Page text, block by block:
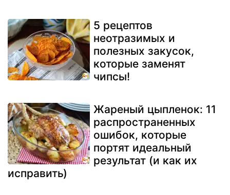
5 рецептов
неотразимых и
полезных закусок,
которые заменят
чипсы!
Жареный цыпленок: 11
распространенных
ошибок, которые
портят идеальный
результат (и как их
исправить)